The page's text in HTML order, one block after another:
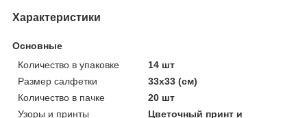
Характеристики
Основные
Количество в упаковке
14 шт
Размер салфетки
33х33 (см)
Количество в пачке
20 шт
Узоры и принты
Цветочный принт и